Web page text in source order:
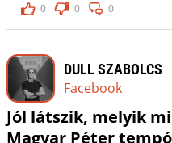
0
0 0
DULL SZABOLCS
Facebook
Jól látszik, melyik
Magyar Péter